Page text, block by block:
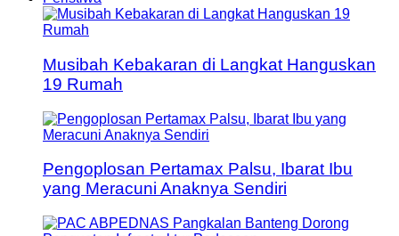
Musibah Kebakaran di Langkat Hanguskan
19 Rumah
Pengoplosan Pertamax Palsu, Ibarat Ibu
yang Meracuni Anaknya Sendiri